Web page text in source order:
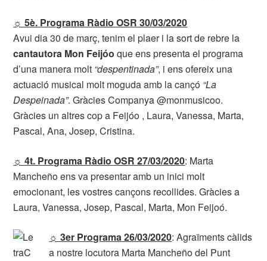
☼ 5è. Programa Ràdio OSR 30/03/2020
Avui dia 30 de març, tenim el plaer i la sort de rebre la
cantautora Mon Feijóoque ens presenta el programa
d’una manera molt “despentinada”, i ens ofereix una
actuació musical molt moguda amb la cançó “La
Despeinada”. Gràcies Companya @monmusicoo.
Gràcies un altres cop a Feijóo , Laura, Vanessa, Marta,
Pascal, Ana, Josep, Cristina.
☼ 4t. Programa Ràdio OSR 27/03/2020: Marta
Mancheño ens va presentar amb un inici molt
emocionant, les vostres cançons recollides. Gràcies a
Laura, Vanessa, Josep, Pascal, Marta, Mon Feijoó.
☼ 3er Programa 26/03/2020: Agraïments càlids
a nostre locutora Marta Mancheño del Punt